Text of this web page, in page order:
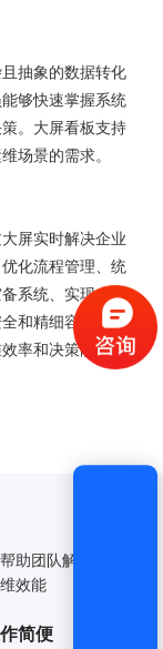
抽象的数据转化
够快速掌握系统
。大屏看板支持
场景的需求。
屏实时解决企业
化流程管理、统
系统、实现自动
和精细容量管理
率和决策能力，
助团队解决IT
效能
简便
获取验证码